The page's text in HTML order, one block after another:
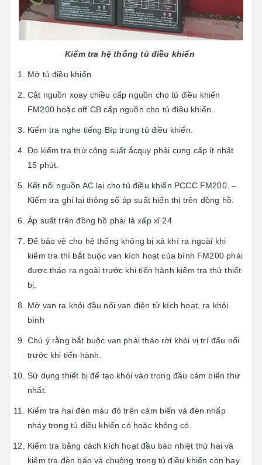
Kiểm tra hệ thống tủ điều khiển
Mở tủ điều khiển
Cắt nguồn xoay chiều cấp nguồn cho tủ điều khiển
FM200 hoặc off CB cấp nguồn cho tủ điều khiển.
Kiểm tra nghe tiếng Bíp trong tủ điều khiển.
Đo kiểm tra thử công suất ắcquy phải cung cấp ít nhất
15 phút.
Kết nối nguồn AC lại cho tủ điều khiển PCCC FM200. –
Kiểm tra ghi lại thông số áp suất hiển thị trên đồng hồ.
Áp suất trên đồng hồ phải là xấp xỉ 24
Để bảo vệ cho hệ thống không bị xả khí ra ngoài khi
kiểm tra thì bắt buộc van kích hoạt của bình FM200 phải
được tháo ra ngoài trước khi tiến hành kiểm tra thử thiết
bị.
Mở van ra khỏi đầu nối van điện từ kích hoạt, ra khỏi
bình
Chú ý rằng bắt buộc van phải tháo rời khỏi vị trí đấu nối
trước khi tiến hành.
Sử dụng thiết bị để tạo khói vào trong đầu cảm biến thứ
nhất.
Kiểm tra hai đèn màu đỏ trên cảm biến và đèn nhấp
nháy trong tủ điều khiển có hoặc không có.
Kiểm tra bằng cách kích hoạt đầu báo nhiệt thứ hai và
kiểm tra đèn báo và chuông trong tủ điều khiển còn hay